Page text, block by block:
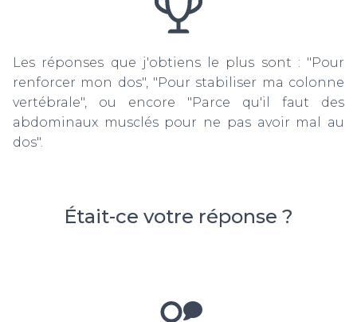
Les réponses que j'obtiens le plus sont : "Pour
renforcer mon dos", "Pour stabiliser ma colonne
vertébrale", ou encore "Parce qu'il faut des
abdominaux musclés pour ne pas avoir mal au
dos".
Était-ce votre réponse ?